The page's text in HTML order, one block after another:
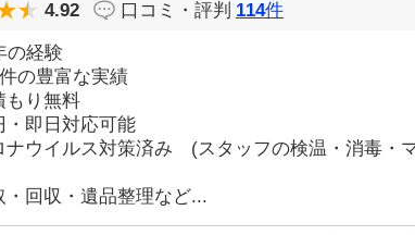
4.92 口コミ・評判 114件
経験
の豊富な実績
り無料
即日対応可能
ウイルス対策済み (スタッフの検温・消毒・
・回収・遺品整理など...